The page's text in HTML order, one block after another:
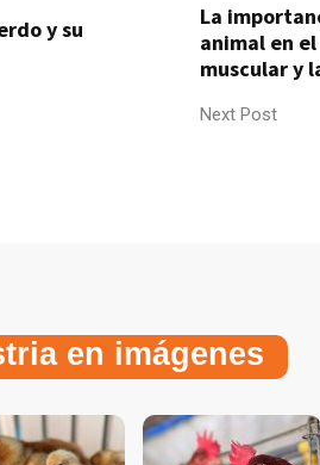
y su
La
animal en
muscular y
Next Post
en imágenes